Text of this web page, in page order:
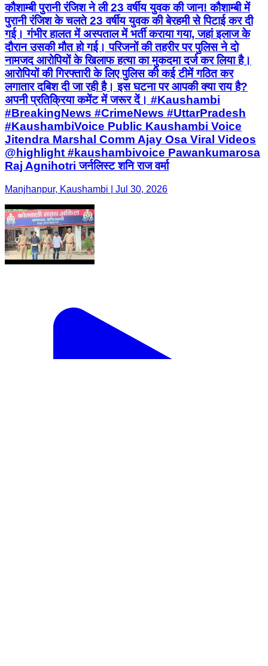
कौशाम्बी पुरानी रंजिश ने ली 23 वर्षीय युवक की जान! कौशाम्बी में
पुरानी रंजिश के चलते 23 वर्षीय युवक की बेरहमी से पिटाई कर दी
गई। गंभीर हालत में अस्पताल में भर्ती कराया गया, जहां इलाज के
दौरान उसकी मौत हो गई। परिजनों की तहरीर पर पुलिस ने दो
नामजद आरोपियों के खिलाफ हत्या का मुकदमा दर्ज कर लिया है।
आरोपियों की गिरफ्तारी के लिए पुलिस की कई टीमें गठित कर
लगातार दबिश दी जा रही है। इस घटना पर आपकी क्या राय है?
अपनी प्रतिक्रिया कमेंट में जरूर दें। #Kaushambi
#BreakingNews #CrimeNews #UttarPradesh
#KaushambiVoice Public Kaushambi Voice
Jitendra Marshal Comm Ajay Osa Viral Videos
@highlight #kaushambivoice Pawankumarosa
Raj Agnihotri जर्नलिस्ट शनि राज वर्मा
Manjhanpur, Kaushambi | Jul 30, 2026